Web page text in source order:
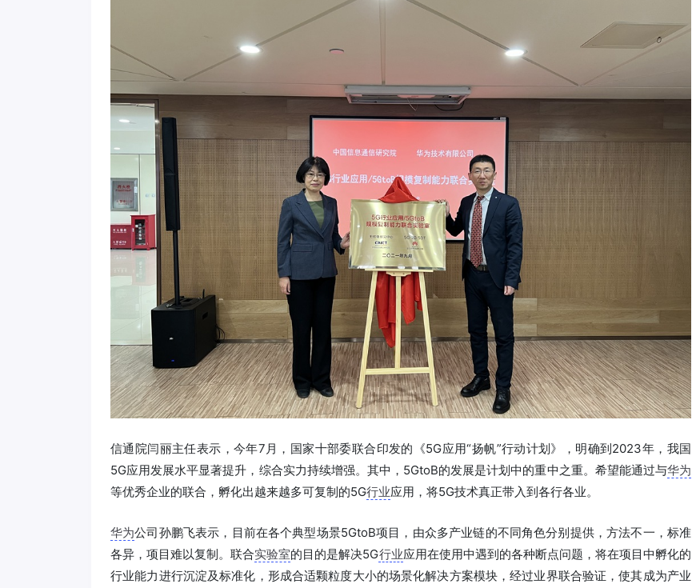
信通院闫丽主任表示，今年7月，国家十部委联合印发的《5G应用“扬帆”行动计划》，明确到2023年，我国
5G应用发展水平显著提升，综合实力持续增强。其中，5GtoB的发展是计划中的重中之重。希望能通过与华为
等优秀企业的联合，孵化出越来越多可复制的5G行业应用，将5G技术真正带入到各行各业。
华为公司孙鹏飞表示，目前在各个典型场景5GtoB项目，由众多产业链的不同角色分别提供，方法不一，标准
各异，项目难以复制。联合实验室的目的是解决5G行业应用在使用中遇到的各种断点问题，将在项目中孵化的
行业能力进行沉淀及标准化，形成合适颗粒度大小的场景化解决方案模块，经过业界联合验证，使其成为产业